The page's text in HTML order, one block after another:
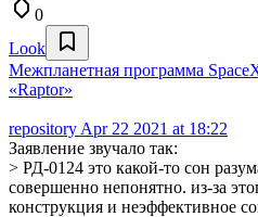
0
Look
Межпланетная программа
«Raptor»
repository Apr 22 2021 at 18:22
Заявление звучало так:
> РД-0124 это какой-то сон
совершенно непонятно. из-за
конструкция и неэффективное